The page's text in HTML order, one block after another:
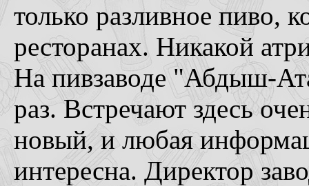
только разливное пиво,
ресторанах. Никакой
На пивзаводе "Абдыш-
раз. Встречают здесь
новый, и любая
интересна. Директор